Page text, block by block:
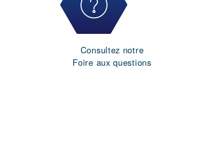
Consultez notre
Foire aux questions